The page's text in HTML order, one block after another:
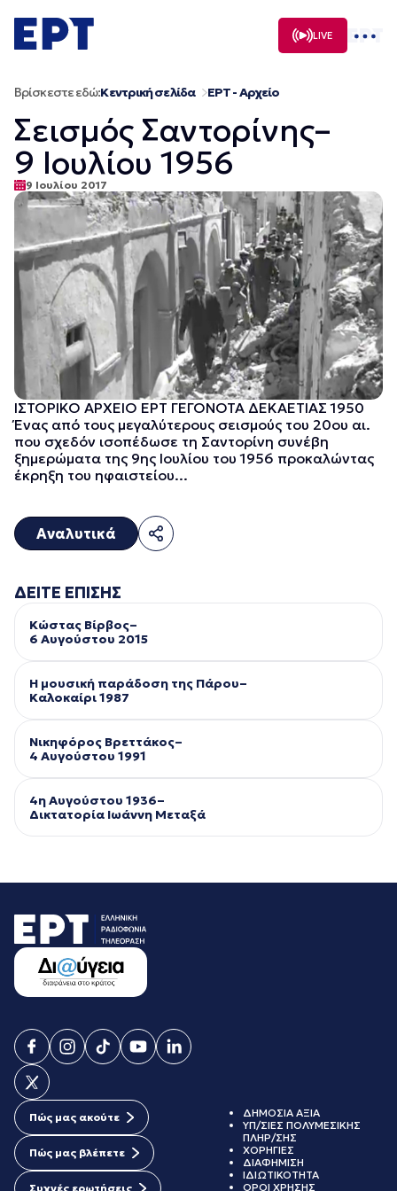
σε
περιεχόμενο
LIVE
Βρίσκεστε εδώ:Κεντρική σελίδα ΕΡΤ - Αρχείο
Σεισμός Σαντορίνης–
9 Ιουλίου 1956
9 Ιουλίου 2017
ΙΣΤΟΡΙΚΟ ΑΡΧΕΙΟ ΕΡΤ ΓΕΓΟΝΟΤΑ ΔΕΚΑΕΤΙΑΣ 1950
Ένας από τους μεγαλύτερους σεισμούς του 20ου αι.
που σχεδόν ισοπέδωσε τη Σαντορίνη συνέβη
ξημερώματα της 9ης Ιουλίου του 1956 προκαλώντας
έκρηξη του ηφαιστείου...
Αναλυτικά
ΔΕΙΤΕ ΕΠΙΣΗΣ
Κώστας Βίρβος–
6 Αυγούστου 2015
Η μουσική παράδοση της Πάρου–
Kαλοκαίρι 1987
Νικηφόρος Βρεττάκος–
4 Αυγούστου 1991
4η Αυγούστου 1936–
Δικτατορία Ιωάννη Μεταξά
Πώς μας ακούτε
Πώς μας βλέπετε
Συχνές ερωτήσεις
ΔΗΜΟΣΙΑ ΑΞΙΑ
ΥΠ/ΣΙΕΣ ΠΟΛΥΜΕΣΙΚΗΣ
ΠΛΗΡ/ΣΗΣ
ΧΟΡΗΓΙΕΣ
ΔΙΑΦΗΜΙΣΗ
ΙΔΙΩΤΙΚΟΤΗΤΑ
ΟΡΟΙ ΧΡΗΣΗΣ